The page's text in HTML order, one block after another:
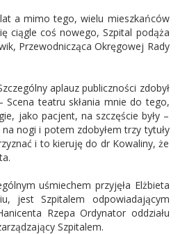
a mimo tego, wielu mieszkańców
ciągle coś nowego, Szpital podąża
Przewodnicząca Okręgowej Rady
aplauz publiczności zdobył
Scena teatru skłania mnie do tego,
jako pacjent, na szczęście były –
nogi i potem zdobyłem trzy tytuły
i to kieruję do dr Kowaliny, że
uśmiechem przyjęła Elżbieta
jest Szpitalem odpowiadającym
Rzepa Ordynator oddziału
Szpitalem.